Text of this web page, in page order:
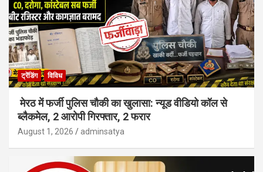
ट्रेंडिंग विविध
मेरठ में फर्जी पुलिस चौकी का खुलासा: न्यूड वीडियो कॉल से
ब्लैकमेल, 2 आरोपी गिरफ्तार, 2 फरार
August 1, 2026 adminsatya